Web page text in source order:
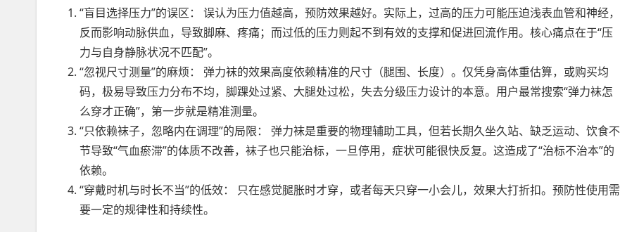
“盲目选择压力”的误区： 误认为压力值越高，预防效果越好。实际上，过高的压力可能压迫浅表血管和神经，
反而影响动脉供血，导致脚麻、疼痛；而过低的压力则起不到有效的支撑和促进回流作用。核心痛点在于“压
力与自身静脉状况不匹配”。
“忽视尺寸测量”的麻烦： 弹力袜的效果高度依赖精准的尺寸（腿围、长度）。仅凭身高体重估算，或购买均
码，极易导致压力分布不均，脚踝处过紧、大腿处过松，失去分级压力设计的本意。用户最常搜索“弹力袜怎
么穿才正确”，第一步就是精准测量。
“只依赖袜子，忽略内在调理”的局限： 弹力袜是重要的物理辅助工具，但若长期久坐久站、缺乏运动、饮食不
节导致“气血瘀滞”的体质不改善，袜子也只能治标，一旦停用，症状可能很快反复。这造成了“治标不治本”的
依赖。
“穿戴时机与时长不当”的低效： 只在感觉腿胀时才穿，或者每天只穿一小会儿，效果大打折扣。预防性使用需
要一定的规律性和持续性。